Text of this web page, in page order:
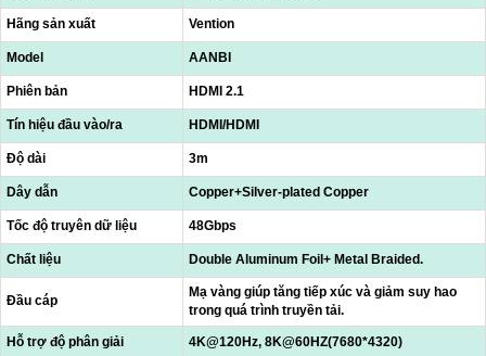
Hãng sản xuất Vention
Model AANBI
Phiên bản HDMI 2.1
Tín hiệu đầu vào/ra HDMI/HDMI
Độ dài 3m
Dây dẫn Copper+Silver-plated Copper
Tốc độ truyên dữ liệu 48Gbps
Chất liệu Double Aluminum Foil+ Metal Braided.
Đầu cáp
Mạ vàng giúp tăng tiếp xúc và giảm suy hao
trong quá trình truyền tải.
Hỗ trợ độ phân giải 4K@120Hz, 8K@60HZ(7680*4320)